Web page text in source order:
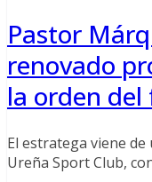
Pastor
renovado
la orden
El estratega viene
Ureña Sport Club,